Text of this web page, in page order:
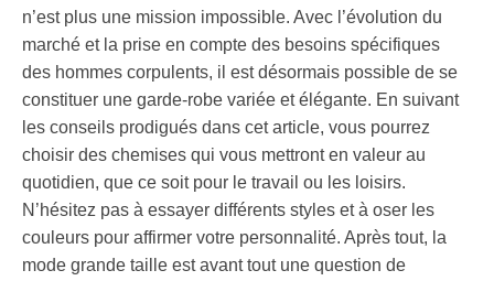
n’est plus une mission impossible. Avec l’évolution du
marché et la prise en compte des besoins spécifiques
des hommes corpulents, il est désormais possible de se
constituer une garde-robe variée et élégante. En suivant
les conseils prodigués dans cet article, vous pourrez
choisir des chemises qui vous mettront en valeur au
quotidien, que ce soit pour le travail ou les loisirs.
N’hésitez pas à essayer différents styles et à oser les
couleurs pour affirmer votre personnalité. Après tout, la
mode grande taille est avant tout une question de